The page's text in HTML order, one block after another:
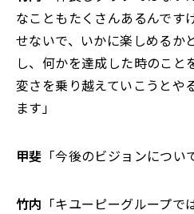
なこともたくさんあるんです
せないで、いかに楽しめるか
し、何かを達成した時のこと
変さを乗り越えていこうとや
ます」
甲斐 「今後のビジョンについ
竹内 「キユーピーグループ